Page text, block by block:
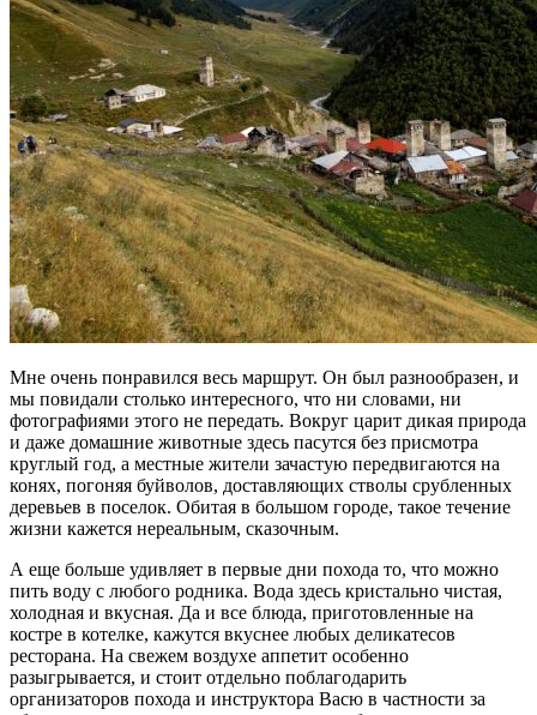
Мне очень понравился весь маршрут. Он был разнообразен, и
мы повидали столько интересного, что ни словами, ни
фотографиями этого не передать. Вокруг царит дикая природа
и даже домашние животные здесь пасутся без присмотра
круглый год, а местные жители зачастую передвигаются на
конях, погоняя буйволов, доставляющих стволы срубленных
деревьев в поселок. Обитая в большом городе, такое течение
жизни кажется нереальным, сказочным.
А еще больше удивляет в первые дни похода то, что можно
пить воду с любого родника. Вода здесь кристально чистая,
холодная и вкусная. Да и все блюда, приготовленные на
костре в котелке, кажутся вкуснее любых деликатесов
ресторана. На свежем воздухе аппетит особенно
разыгрывается, и стоит отдельно поблагодарить
организаторов похода и инструктора Васю в частности за